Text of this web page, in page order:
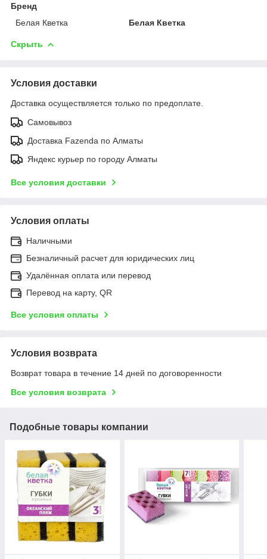
Бренд
Белая Кветка
Белая Кветка
Скрыть
Условия доставки
Доставка осуществляется только по предоплате.
Самовывоз
Доставка Fazenda по Алматы
Яндекс курьер по городу Алматы
Все условия доставки
Условия оплаты
Наличными
Безналичный расчет для юридических лиц
Удалённая оплата или перевод
Перевод на карту, QR
Все условия оплаты
Условия возврата
Возврат товара в течение 14 дней по договоренности
Все условия возврата
Подобные товары компании